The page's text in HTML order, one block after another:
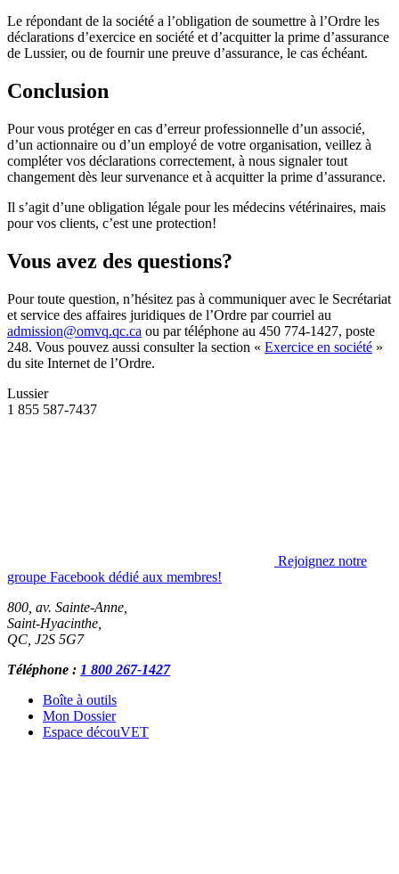
Le répondant de la société a l’obligation de soumettre à l’Ordre les
déclarations d’exercice en société et d’acquitter la prime d’assurance
de Lussier, ou de fournir une preuve d’assurance, le cas échéant.
Conclusion
Pour vous protéger en cas d’erreur professionnelle d’un associé,
d’un actionnaire ou d’un employé de votre organisation, veillez à
compléter vos déclarations correctement, à nous signaler tout
changement dès leur survenance et à acquitter la prime d’assurance.
Il s’agit d’une obligation légale pour les médecins vétérinaires, mais
pour vos clients, c’est une protection!
Vous avez des questions?
Pour toute question, n’hésitez pas à communiquer avec le Secrétariat
et service des affaires juridiques de l’Ordre par courriel au
admission@omvq.qc.ca ou par téléphone au 450 774-1427, poste
248. Vous pouvez aussi consulter la section « Exercice en société »
du site Internet de l’Ordre.
Lussier
1 855 587-7437
Rejoignez notre
groupe Facebook dédié aux membres!
800, av. Sainte-Anne,
Saint-Hyacinthe
QC J2S 5G7
Téléphone : 1 800 267-1427
Boîte à outils
Mon Dossier
Espace découVET